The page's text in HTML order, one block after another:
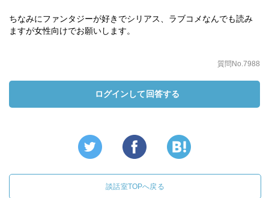
ちなみにファンタジーが好きでシリアス、ラブコメなんでも読み
ますが女性向けでお願いします。
質問No.7988
ログインして回答する
談話室TOPへ戻る